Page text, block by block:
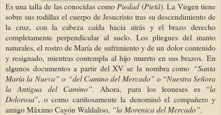
Es una talla de las conocidas como Piedad(Pietá). La Virgen tiene
sobre sus rodillas el cuerpo de Jesucristo tras su descendimiento de
la cruz, con la cabeza caída hacia atrás y el brazo derecho
completamente perpendicular al suelo. Los pliegues del manto
naturales, el rostro de María de sufrimiento y de un dolor contenido
y resignado, mientras contempla al hijo muerto en sus brazos. En
algunos documentos a partir del XV se la nombra como “Santa
María la Nueva” o “del Camino del Mercado” o “Nuestra Señora
la Antigua del Camino”. Ahora, para los leoneses es “la
Dolorosa”, o como cariñosamente la denominó el compañero y
amigo Máximo Cayón Waldaliso, “la Morenica del Mercado”.